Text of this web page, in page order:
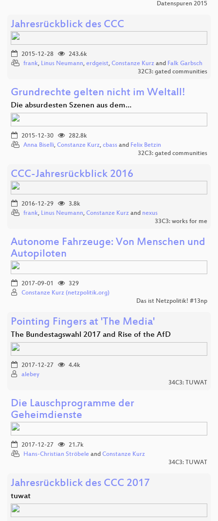
Datenspuren 2015
Jahresrückblick des CCC
2015-12-28
243.6k
frank, Linus Neumann, erdgeist, Constanze Kurz and Falk Garbsch
32C3: gated communities
Grundrechte gelten nicht im Weltall!
Die absurdesten Szenen aus dem…
2015-12-30
282.8k
Anna Biselli, Constanze Kurz, cbass and Felix Betzin
32C3: gated communities
CCC-Jahresrückblick 2016
2016-12-29
3.8k
frank, Linus Neumann, Constanze Kurz and nexus
33C3: works for me
Autonome Fahrzeuge: Von Menschen und
Autopiloten
2017-09-01
329
Constanze Kurz (netzpolitik.org)
Das ist Netzpolitik! #13np
Pointing Fingers at 'The Media'
The Bundestagswahl 2017 and Rise of the AfD
2017-12-27
4.4k
alebey
34C3: TUWAT
Die Lauschprogramme der
Geheimdienste
2017-12-27
21.7k
Hans-Christian Ströbele and Constanze Kurz
34C3: TUWAT
Jahresrückblick des CCC 2017
tuwat